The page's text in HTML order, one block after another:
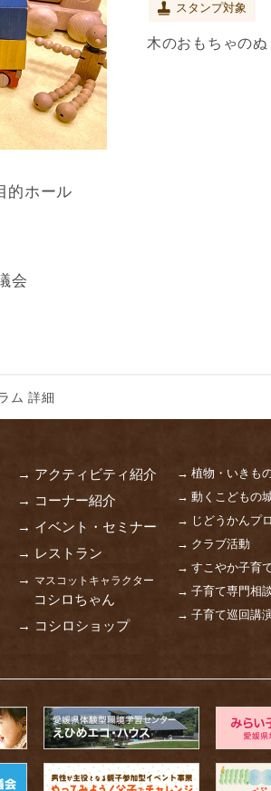
スタンプ対象
木のおもちゃの
的ホール
会
ム 詳細
→ アクティビティ紹介
→ コーナー紹介
→ イベント・セミナー
→ レストラン
→ マスコットキャラクター
コシロちゃん
→ コシロショップ
→ 植物・いきも
→ 動くこどもの
→ じどうかんプ
→ クラブ活動
→ すこやか子育
→ 子育て専門相
→ 子育て巡回講